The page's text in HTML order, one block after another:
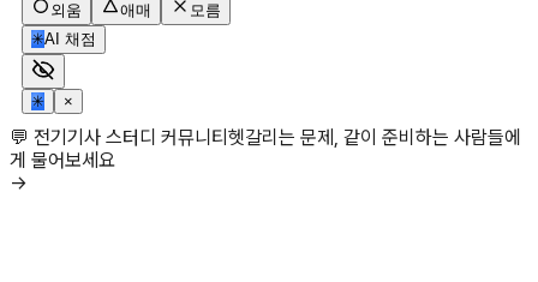
외움
애매
모름
✳AI 채점
✳ ×
💬 전기기사 스터디 커뮤니티헷갈리는 문제, 같이 준비하는 사람들에
게 물어보세요
→